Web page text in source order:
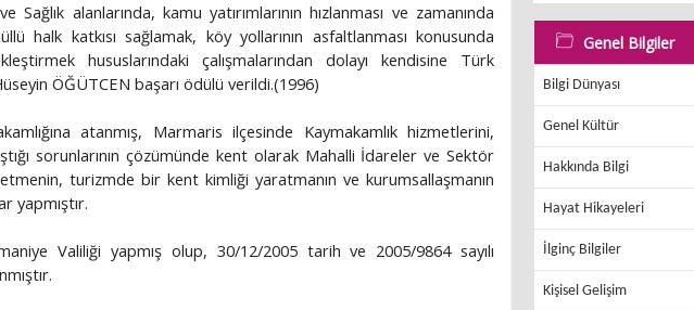
alanlarında, kamu yatırımlarının hızlanması ve zamanında
halk katkısı sağlamak, köy yollarının asfaltlanması konusunda
hususlarındaki çalışmalarından dolayı kendisine Türk
ÖĞÜTCEN başarı ödülü verildi.(1996)
atanmış, Marmaris ilçesinde Kaymakamlık hizmetlerini,
sorunlarının çözümünde kent olarak Mahalli İdareler ve Sektör
turizmde bir kent kimliği yaratmanın ve kurumsallaşmanın
yapmıştır.
Valiliği yapmış olup, 30/12/2005 tarih ve 2005/9864 sayılı
Genel Bilgiler
Bilgi Dünyası
Genel Kültür
Hakkında Bilgi
Hayat Hikayeleri
İlginç Bilgiler
Kişisel Gelişim